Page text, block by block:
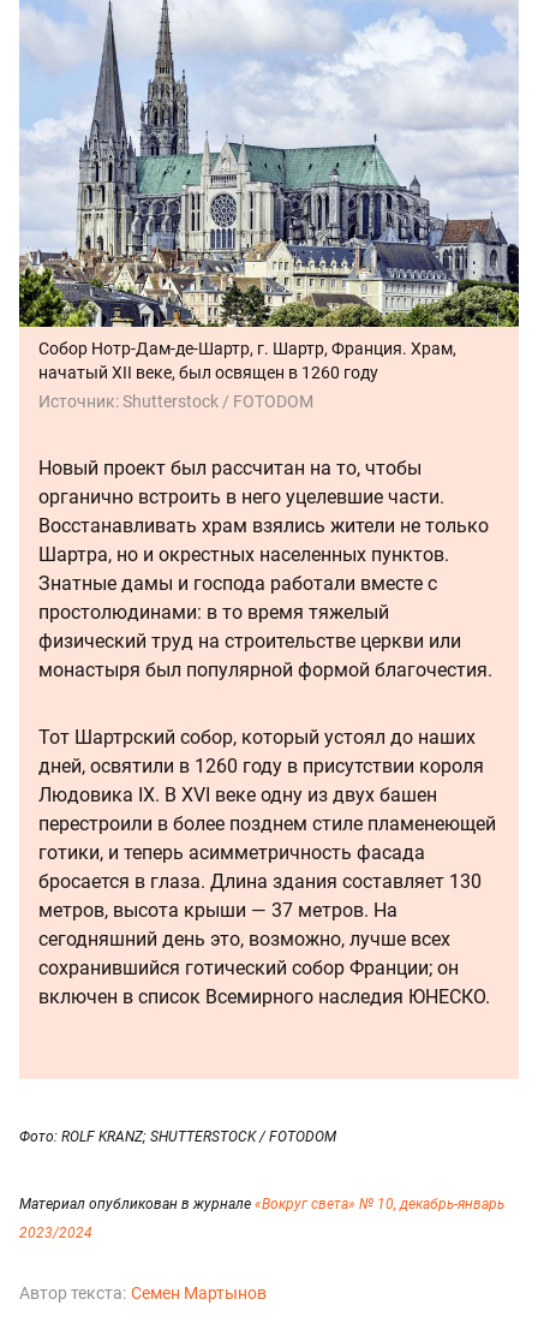
Собор Нотр-Дам-де-Шартр, г. Шартр, Франция. Храм,
начатый XII веке, был освящен в 1260 году
Источник:Shutterstock / FOTODOM
Новый проект был рассчитан на то, чтобы
органично встроить в него уцелевшие части.
Восстанавливать храм взялись жители не только
Шартра, но и окрестных населенных пунктов.
Знатные дамы и господа работали вместе с
простолюдинами: в то время тяжелый
физический труд на строительстве церкви или
монастыря был популярной формой благочестия.
Тот Шартрский собор, который устоял до наших
дней, освятили в 1260 году в присутствии короля
Людовика IX. В XVI веке одну из двух башен
перестроили в более позднем стиле пламенеющей
готики, и теперь асимметричность фасада
бросается в глаза. Длина здания составляет 130
метров, высота крыши — 37 метров. На
сегодняшний день это, возможно, лучше всех
сохранившийся готический собор Франции; он
включен в список Всемирного наследия ЮНЕСКО.
Фото: ROLF KRANZ; SHUTTERSTOCK / FOTODOM
Материал опубликован в журнале «Вокруг света» № 10, декабрь-январь
2023/2024
Автор текста: Семен Мартынов